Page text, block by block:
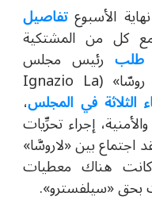
الأسبوعتفاصيل
كل من المشتكية
طلب رئيس مجلس
روسّا» (Ignazio La
الثلاثة في المجلس،
إجراء تحرِّيات
اجتماع بين «لاروسَّا»
كانت هناك معطيات
بحق «سيلفسترو».